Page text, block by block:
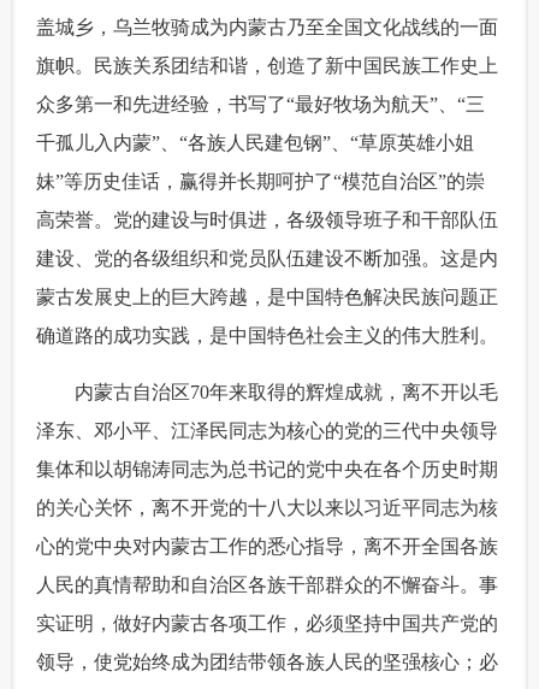
盖城乡，乌兰牧骑成为内蒙古乃至全国文化战线的一面
旗帜。民族关系团结和谐，创造了新中国民族工作史上
众多第一和先进经验，书写了“最好牧场为航天”、“三
千孤儿入内蒙”、“各族人民建包钢”、“草原英雄小姐
妹”等历史佳话，赢得并长期呵护了“模范自治区”的崇
高荣誉。党的建设与时俱进，各级领导班子和干部队伍
建设、党的各级组织和党员队伍建设不断加强。这是内
蒙古发展史上的巨大跨越，是中国特色解决民族问题正
确道路的成功实践，是中国特色社会主义的伟大胜利。
内蒙古自治区70年来取得的辉煌成就，离不开以毛
泽东、邓小平、江泽民同志为核心的党的三代中央领导
集体和以胡锦涛同志为总书记的党中央在各个历史时期
的关心关怀，离不开党的十八大以来以习近平同志为核
心的党中央对内蒙古工作的悉心指导，离不开全国各族
人民的真情帮助和自治区各族干部群众的不懈奋斗。事
实证明，做好内蒙古各项工作，必须坚持中国共产党的
领导，使党始终成为团结带领各族人民的坚强核心；必